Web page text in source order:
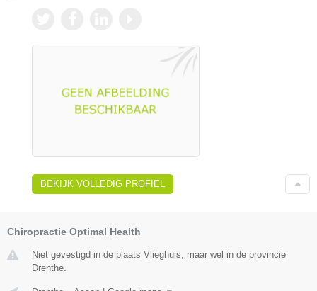
BEKIJK VOLLEDIG PROFIEL
Chiropractie Optimal Health
Niet gevestigd in de plaats Vlieghuis, maar wel in de provincie
Drenthe.